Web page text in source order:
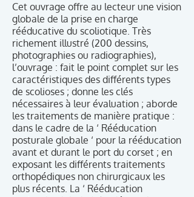
Cet ouvrage offre au lecteur une vision
globale de la prise en charge
rééducative du scoliotique. Très
richement illustré (200 dessins,
photographies ou radiographies),
l’ouvrage : fait le point complet sur les
caractéristiques des différents types
de scolioses ; donne les clés
nécessaires à leur évaluation ; aborde
les traitements de manière pratique :
dans le cadre de la ‘ Rééducation
posturale globale ‘ pour la rééducation
avant et durant le port du corset ; en
exposant les différents traitements
orthopédiques non chirurgicaux les
plus récents. La ‘ Rééducation